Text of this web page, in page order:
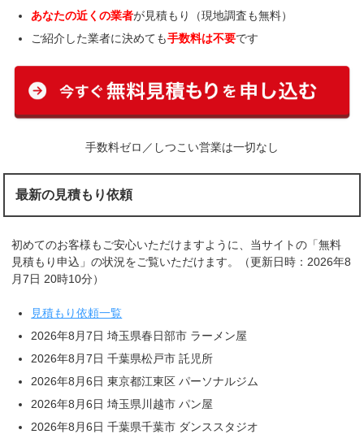
あなたの近くの業者が見積もり（現地調査も無料）
ご紹介した業者に決めても手数料は不要です
手数料ゼロ／しつこい営業は一切なし
最新の見積もり依頼
初めてのお客様もご安心いただけますように、当サイトの「無料
見積もり申込」の状況をご覧いただけます。（更新日時：2026年8
月7日 20時10分）
見積もり依頼一覧
2026年8月7日 埼玉県春日部市 ラーメン屋
2026年8月7日 千葉県松戸市 託児所
2026年8月6日 東京都江東区 パーソナルジム
2026年8月6日 埼玉県川越市 パン屋
2026年8月6日 千葉県千葉市 ダンススタジオ